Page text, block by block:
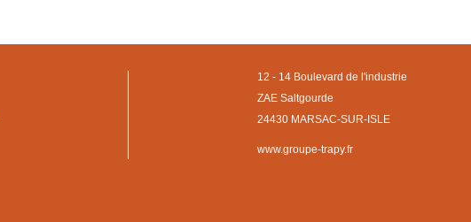
12 - 14 Boulevard de l'industrie
ZAE Saltgourde
24430 MARSAC-SUR-ISLE
www.groupe-trapy.fr